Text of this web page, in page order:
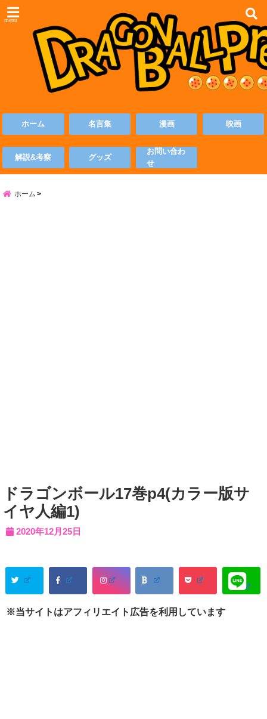
menu
ホーム 名言集 漫画 映画
解説&考察 グッズ
お問い合わ
せ
ホーム
ドラゴンボール17巻p4(カラー版サ
イヤ人編1)
2020年12月25日
※当サイトはアフィリエイト広告を利用しています